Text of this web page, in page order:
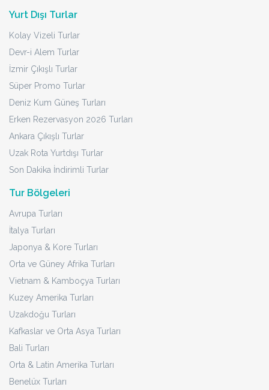
Yurt Dışı Turlar
Kolay Vizeli Turlar
Devr-i Alem Turlar
İzmir Çıkışlı Turlar
Süper Promo Turlar
Deniz Kum Güneş Turları
Erken Rezervasyon 2026 Turları
Ankara Çıkışlı Turlar
Uzak Rota Yurtdışı Turlar
Son Dakika İndirimli Turlar
Tur Bölgeleri
Avrupa Turları
İtalya Turları
Japonya & Kore Turları
Orta ve Güney Afrika Turları
Vietnam & Kamboçya Turları
Kuzey Amerika Turları
Uzakdoğu Turları
Kafkaslar ve Orta Asya Turları
Bali Turları
Orta & Latin Amerika Turları
Benelüx Turları